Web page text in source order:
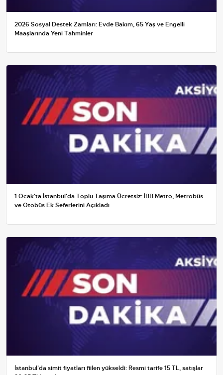
2026 Sosyal Destek Zamları: Evde Bakım, 65 Yaş ve Engelli
Maaşlarında Yeni Tahminler
1 Ocak'ta İstanbul'da Toplu Taşıma Ücretsiz: İBB Metro, Metrobüs
ve Otobüs Ek Seferlerini Açıkladı
İstanbul'da simit fiyatları fiilen yükseldi: Resmi tarife 15 TL, satışlar